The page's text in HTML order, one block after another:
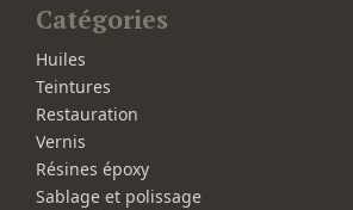
Catégories
Huiles
Teintures
Restauration
Vernis
Résines époxy
Sablage et polissage